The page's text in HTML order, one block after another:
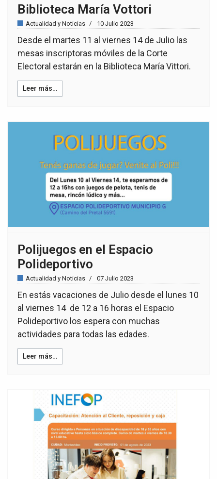
Biblioteca María Vottori
Actualidad y Noticias 10 Julio 2023
Desde el martes 11 al viernes 14 de Julio las
mesas inscriptoras móviles de la Corte
Electoral estarán en la Biblioteca María Vittori.
Leer más…
Polijuegos en el Espacio
Polideportivo
Actualidad y Noticias 07 Julio 2023
En estás vacaciones de Julio desde el lunes 10
al viernes 14 de 12 a 16 horas el Espacio
Polideportivo los espera con muchas
actividades para todas las edades.
Leer más…